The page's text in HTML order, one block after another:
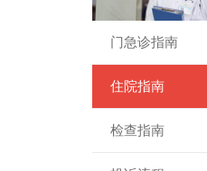
门急诊指南
住院指南
检查指南